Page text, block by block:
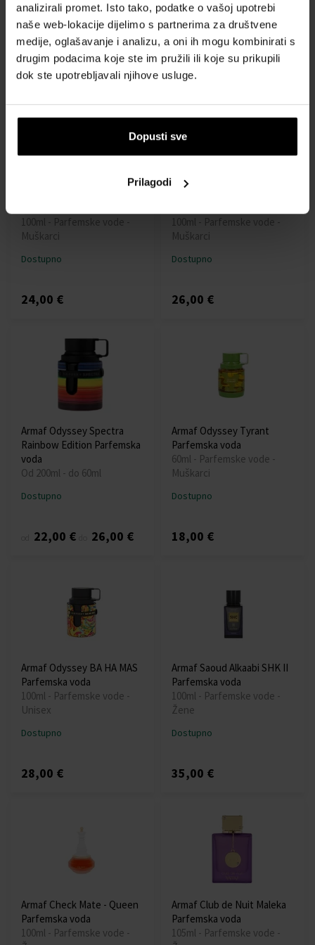
analizirali promet. Isto tako, podatke o vašoj upotrebi
naše web-lokacije dijelimo s partnerima za društvene
medije, oglašavanje i analizu, a oni ih mogu kombinirati s
drugim podacima koje ste im pružili ili koje su prikupili
dok ste upotrebljavali njihove usluge.
Dopusti sve
Prilagodi
Dostupno
58,00 €
Dostupno
20,00 €
100ml - Parfemske vode -
Muškarci
Dostupno
24,00 €
100ml - Parfemske vode -
Muškarci
Dostupno
26,00 €
Armaf Odyssey Spectra
Rainbow Edition Parfemska
voda
Od 200ml - do 60ml
Dostupno
22,00 € 26,00 €
Armaf Odyssey Tyrant
Parfemska voda
60ml - Parfemske vode -
Muškarci
Dostupno
18,00 €
Armaf Odyssey BA HA MAS
Parfemska voda
100ml - Parfemske vode -
Unisex
Dostupno
28,00 €
Armaf Saoud Alkaabi SHK II
Parfemska voda
100ml - Parfemske vode -
Žene
Dostupno
35,00 €
Armaf Check Mate - Queen
Parfemska voda
100ml - Parfemske vode -
Armaf Club de Nuit Maleka
Parfemska voda
105ml - Parfemske vode -